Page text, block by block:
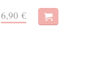
6,90 €